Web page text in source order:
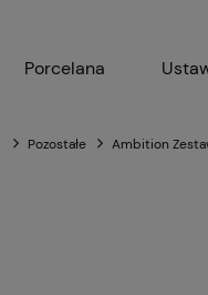
Porcelana
Pozostałe Ambition